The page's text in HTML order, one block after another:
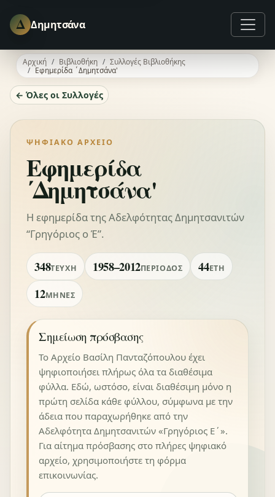
Δ Δημητσάνα
Αρχική Βιβλιοθήκη
Συλλογές Βιβλιοθήκης
Εφημερίδα ΄Δημητσάνα'
← Όλες οι Συλλογές
ΨΗΦΙΑΚΌ ΑΡΧΕΊΟ
Εφημερίδα
΄Δημητσάνα'
Η εφημερίδα της Αδελφότητας Δημητσανιτών
“Γρηγόριος ο Έ”.
348ΤΕΎΧΗ 1958–2012ΠΕΡΊΟΔΟΣ 44ΈΤΗ
12ΜΉΝΕΣ
Σημείωση πρόσβασης
Το Αρχείο Βασίλη Πανταζόπουλου έχει
ψηφιοποιήσει πλήρως όλα τα διαθέσιμα
φύλλα. Εδώ, ωστόσο, είναι διαθέσιμη μόνο η
πρώτη σελίδα κάθε φύλλου, σύμφωνα με την
άδεια που παραχωρήθηκε από την
Αδελφότητα Δημητσανιτών «Γρηγόριος Ε΄».
Για αίτημα πρόσβασης στο πλήρες ψηφιακό
αρχείο, χρησιμοποιήστε τη φόρμα
επικοινωνίας.